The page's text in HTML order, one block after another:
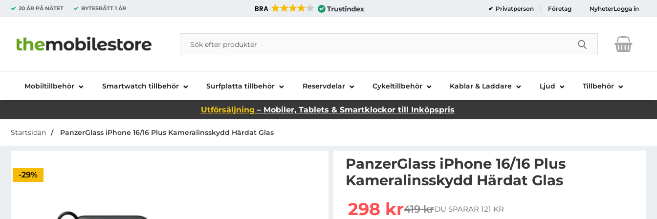
20 ÅR PÅ NÄTET BYTESRÄTT 1 ÅR BRA Privatperson Företag NyheterLogga in
Startsidan för Danira Telecom AB
Sök
Sök på Danira Telecom AB
Genomför
Mobiltillbehör Smartwatch tillbehör Surfplatta tillbehör Reservdelar Cykeltillbehör Kablar & Laddare Ljud Tillbehör
Utförsäljning – Mobiler, Tablets & Smartklockor till Inköpspris
Startsidan PanzerGlass iPhone 16/16 Plus Kameralinsskydd Härdat Glas
Priset är nedsatt med
-29%
PanzerGlass iPhone 16/16 Plus
Kameralinsskydd Härdat Glas
rea pris
298 krtidigare pris
419 krDU SPARAR 121 KR